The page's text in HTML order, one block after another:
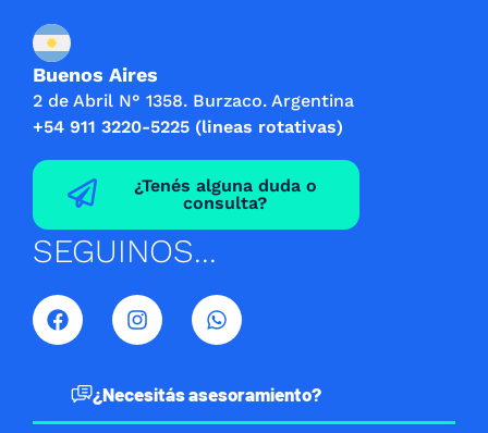
Buenos Aires
2 de Abril N° 1358. Burzaco. Argentina
+54 911 3220-5225 (lineas rotativas)
¿Tenés alguna duda o
consulta?
SEGUINOS...
F
a
c
I
n
s
a
W
h
a
s
¿Necesitás asesoramiento?